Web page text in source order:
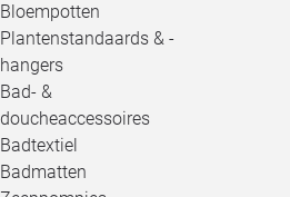
Bloempotten
Plantenstandaards & -
hangers
Bad- &
doucheaccessoires
Badtextiel
Badmatten